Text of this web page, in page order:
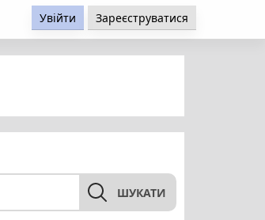
Увійти Зареєструватися
ШУКАТИ